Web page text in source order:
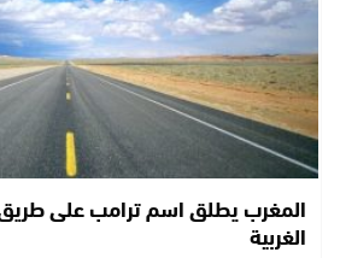
المغرب يطلق اسم ترامب على
الغربية